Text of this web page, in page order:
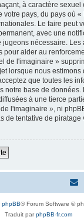
à caractère sexuel
votre pays, du pays où
Le faire peut
avec une
jugeons nécessaire.
pour aider au
de l'imaginaire »
lorsque nous
que toutes les
notre base de données.
à une tierce
l'imaginaire », ni
de tentative de piratage
phpBB® Forum Software ©
Traduit parphpBB-fr.com